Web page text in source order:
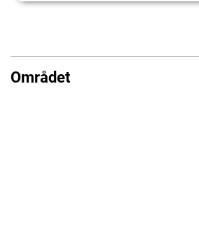
Området